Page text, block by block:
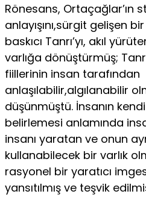
Rönesans, Ortaçağlar’ın
anlayışını,sürgit gelişen
baskıcı Tanrı’yı, akıl
varlığa dönüştürmüş;
fiillerinin insan tarafından
anlaşılabilir,algılanabilir
düşünmüştü. İnsanın
belirlemesi anlamında
insanı yaratan ve onun
kullanabilecek bir varlık
rasyonel bir yaratıcı
yansıtılmış ve teşvik